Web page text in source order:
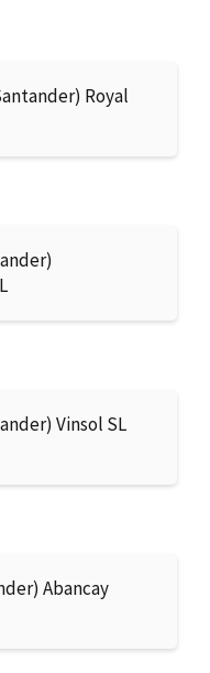
Royal
Vinsol SL
Abancay